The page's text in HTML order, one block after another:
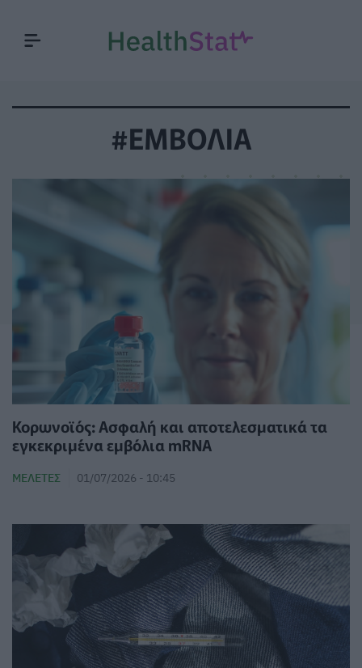
#ΕΜΒΟΛΙΑ
Κορωνοϊός: Ασφαλή και αποτελεσματικά τα
εγκεκριμένα εμβόλια mRNA
ΜΕΛΈΤΕΣ 01/07/2026 - 10:45